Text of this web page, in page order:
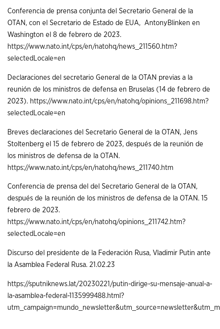
Conferencia de prensa conjunta del Secretario General de la
OTAN, con el Secretario de Estado de EUA, AntonyBlinken en
Washington el 8 de febrero de 2023.
https://www.nato.int/cps/en/natohq/news_211560.htm?
selectedLocale=en
Declaraciones del secretario General de la OTAN previas a la
reunión de los ministros de defensa en Bruselas (14 de febrero de
2023). https://www.nato.int/cps/en/natohq/opinions_211698.htm?
selectedLocale=en
Breves declaraciones del Secretario General de la OTAN, Jens
Stoltenberg el 15 de febrero de 2023, después de la reunión de
los ministros de defensa de la OTAN.
https://www.nato.int/cps/en/natohq/news_211740.htm
Conferencia de prensa del del Secretario General de la OTAN,
después de la reunión de los ministros de defensa de la OTAN. 15
febrero de 2023.
https://www.nato.int/cps/en/natohq/opinions_211742.htm?
selectedLocale=en
Discurso del presidente de la Federación Rusa, Vladimir Putin ante
la Asamblea Federal Rusa. 21.02.23
https://sputniknews.lat/20230221/putin-dirige-su-mensaje-anual-a-
la-asamblea-federal-1135999488.html?